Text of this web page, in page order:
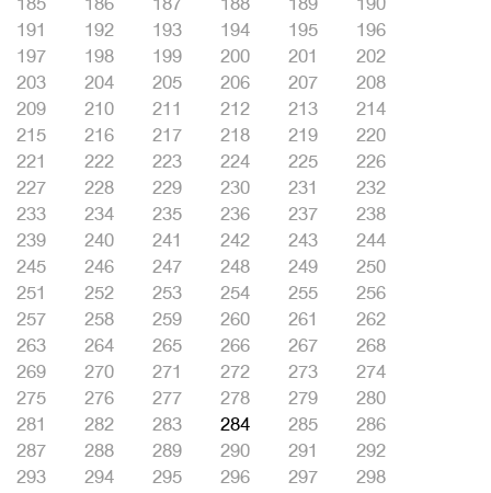
191
192 193 194 195
196
197
198 199 200 201
202
203
204 205 206 207
208
209
210 211 212 213
214
215
216 217 218 219
220
221
222 223 224 225
226
227
228 229 230 231
232
233
234 235 236 237
238
239
240 241 242 243
244
245
246 247 248 249
250
251
252 253 254 255
256
257
258 259 260 261
262
263
264 265 266 267
268
269
270 271 272 273
274
275
276 277 278 279
280
281
282 283 284 285
286
287
288 289 290 291
292
293
294 295 296 297
298